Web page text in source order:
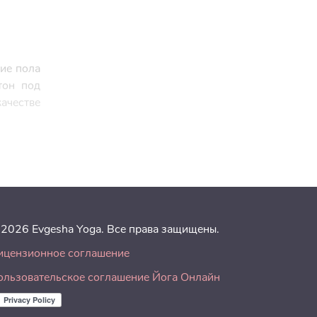
пола
под
Evgesha Yoga. Все права защищены.
соглашение
соглашение Йога Онлайн